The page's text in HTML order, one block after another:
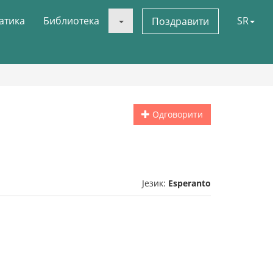
Библиотека Поздравити SR
Одговорити
Језик: Esperanto